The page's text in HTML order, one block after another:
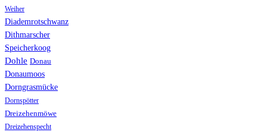
Weiher
Diademrotschwanz
Dithmarscher
Speicherkoog
Dohle Donau
Donaumoos
Dorngrasmücke
Dornspötter
Dreizehenmöwe
Dreizehenspecht